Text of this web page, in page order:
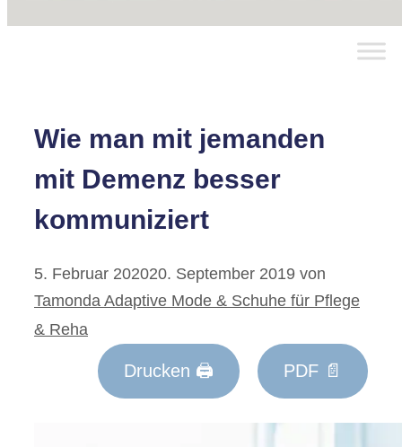
Wie man mit jemanden
mit Demenz besser
kommuniziert
5. Februar 202020. September 2019 von
Tamonda Adaptive Mode & Schuhe für Pflege
& Reha
Drucken 🖨 PDF 📄